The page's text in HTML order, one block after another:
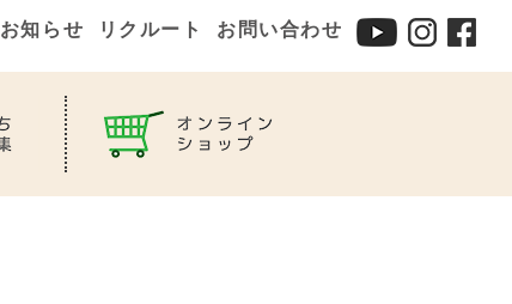
お知らせ リクルート お問い合わせ